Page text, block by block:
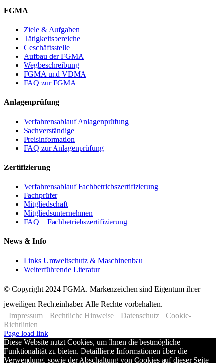
FGMA
Ziele & Aufgaben
Tätigkeitsbereiche
Geschäftsstelle
Aufbau der FGMA
Wegbeschreibung
FGMA und VDMA
FAQ zur FGMA
Anlagenprüfung
Verfahrensablauf Anlagenprüfung
Sachverständige
Preisinformation
FAQ zur Anlagenprüfung
Zertifizierung
Verfahrensablauf Fachbetriebszertifizierung
Fachprüfer
Mitgliedschaft
Mitgliedsunternehmen
FAQ – Fachbetriebszertifizierung
News & Info
Links Umweltschutz & Maschinenbau
Weiterführende Literatur
© Copyright 2024 FGMA.­ Markenzeichen sind Eigentum ihrer
jeweiligen Rechteinhaber. Alle Rechte vorbehalten.
Impressum
Rechtliche Hinweise Datenschutz
Cookie-
Richtlinien
Page load link
Diese Website nutzt Cookies, um Ihnen die bestmögliche
Funktionalität zu bieten. Detaillierte Informationen über die
Verwendung, sowie der Abschaltung von Cookies auf dieser Seite